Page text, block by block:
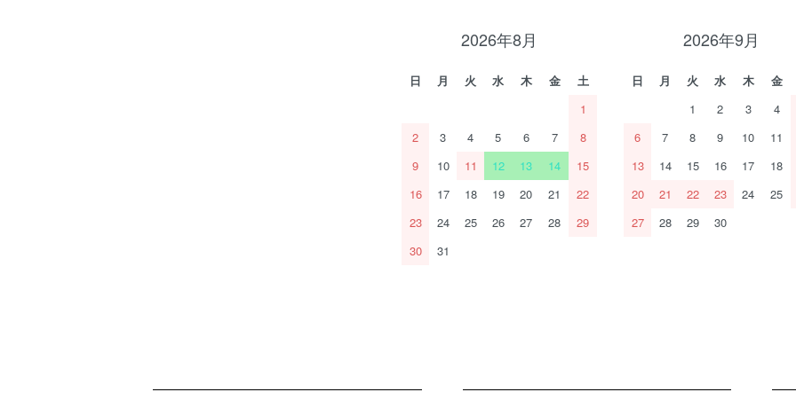
2026年8月
日 月 火 水 木 金
土
1
2
3 4 5 6 7
8
9
10 11 12 13 14
15
16
17 18 19 20 21
22
23
24 25 26 27 28
29
30
31
2026年9月
日 月 火 水 木 金
1
2 3 4
6
7 8 9 10 11
13
14 15 16 17 18
20
21 22 23 24 25
27
28 29 30